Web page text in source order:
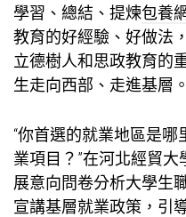
學習、總結、提煉包養
教育的好經驗、好做法
立德樹人和思政教育的
生走向西部、走進基層。
“你首選的就業地區是哪
業項目？”在河北經貿
展意向問卷分析大學生
宣講基層就業政策，引